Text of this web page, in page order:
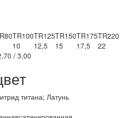
TR100TR125TR150TR175TR220
10 12,5 15 17,5
22
/ 3,00
титана; Латунь